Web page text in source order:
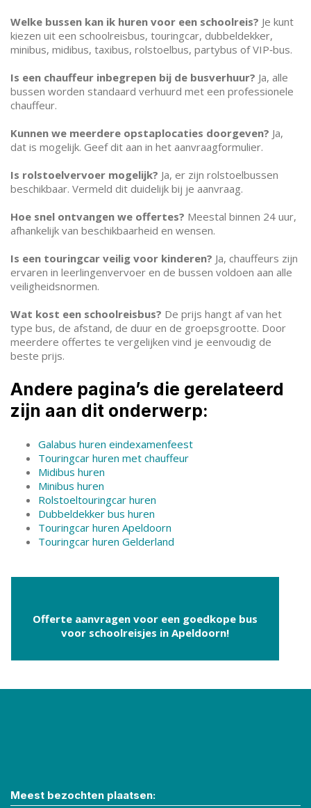
Welke bussen kan ik huren voor een schoolreis? Je kunt
kiezen uit een schoolreisbus, touringcar, dubbeldekker,
minibus, midibus, taxibus, rolstoelbus, partybus of VIP‑bus.
Is een chauffeur inbegrepen bij de busverhuur? Ja, alle
bussen worden standaard verhuurd met een professionele
chauffeur.
Kunnen we meerdere opstaplocaties doorgeven? Ja,
dat is mogelijk. Geef dit aan in het aanvraagformulier.
Is rolstoelvervoer mogelijk? Ja, er zijn rolstoelbussen
beschikbaar. Vermeld dit duidelijk bij je aanvraag.
Hoe snel ontvangen we offertes? Meestal binnen 24 uur,
afhankelijk van beschikbaarheid en wensen.
Is een touringcar veilig voor kinderen? Ja, chauffeurs zijn
ervaren in leerlingenvervoer en de bussen voldoen aan alle
veiligheidsnormen.
Wat kost een schoolreisbus? De prijs hangt af van het
type bus, de afstand, de duur en de groepsgrootte. Door
meerdere offertes te vergelijken vind je eenvoudig de
beste prijs.
Andere pagina’s die gerelateerd
zijn aan dit onderwerp:
Galabus huren eindexamenfeest
Touringcar huren met chauffeur
Midibus huren
Minibus huren
Rolstoeltouringcar huren
Dubbeldekker bus huren
Touringcar huren Apeldoorn
Touringcar huren Gelderland
Offerte aanvragen voor een goedkope bus
voor schoolreisjes in Apeldoorn!
Meest bezochten plaatsen: